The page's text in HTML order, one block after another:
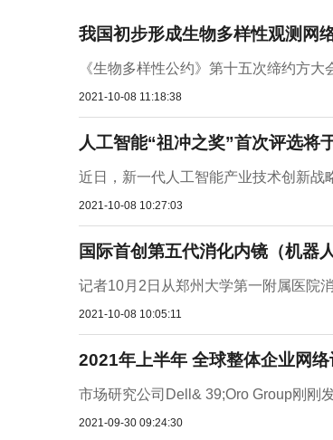
我国初步形成生物多样性观测网
《生物多样性公约》第十五次缔约方
2021-10-08 11:18:38
人工智能“祖冲之奖”首次评选将
近日，新一代人工智能产业技术创新战
2021-10-08 10:27:03
国际首创第五代消化内镜（机器
记者10月2日从郑州大学第一附属医院
2021-10-08 10:05:11
2021年上半年 全球整体企业网
市场研究公司Dell& 39;Oro Group刚刚
2021-09-30 09:24:30